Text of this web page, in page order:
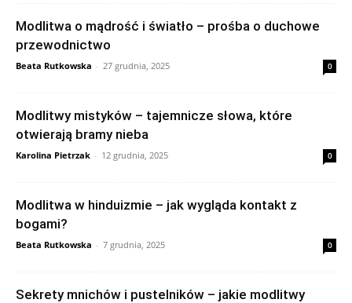
Modlitwa o mądrość i światło – prośba o duchowe
przewodnictwo
Beata Rutkowska - 27 grudnia, 2025 0
Modlitwy mistyków – tajemnicze słowa, które
otwierają bramy nieba
Karolina Pietrzak - 12 grudnia, 2025 0
Modlitwa w hinduizmie – jak wygląda kontakt z
bogami?
Beata Rutkowska - 7 grudnia, 2025 0
Sekrety mnichów i pustelników – jakie modlitwy